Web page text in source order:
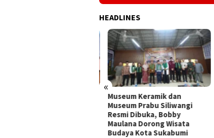
HEADLINES
«
Museum Keramik dan
Museum Prabu Siliwangi
Resmi Dibuka, Bobby
Maulana Dorong Wisata
Budaya Kota Sukabumi